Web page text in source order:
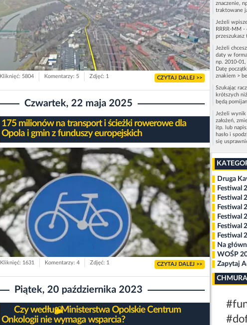
Kliknięć: 5804 Komentarzy: 5 Zdjęć: 1 CZYTAJ DALEJ >>
Czwartek, 22 maja 2025
175 milionów na transport i ścieżki rowerowe dla
Opola i gmin z funduszy europejskich
Kliknięć: 1631 Komentarzy: 4 Zdjęć: 1 CZYTAJ DALEJ >>
Piątek, 20 października 2023
Czy według Ministerstwa Opolskie Centrum
Onkologii nie wymaga wsparcia?
znaczenie,
traktowane
Jeżeli
RRRR-MM
Jeżeli
daty w
np. 2010-
Datę
znakiem >
Szukając
krótszych
będą
Jeżeli wynik
założeń,
itp. lub
hasło i
się
Druga
Festiwal
Festiwal
Festiwal
Festiwal
Festiwal
Festiwal
Na
WOŚP
Zapytaj